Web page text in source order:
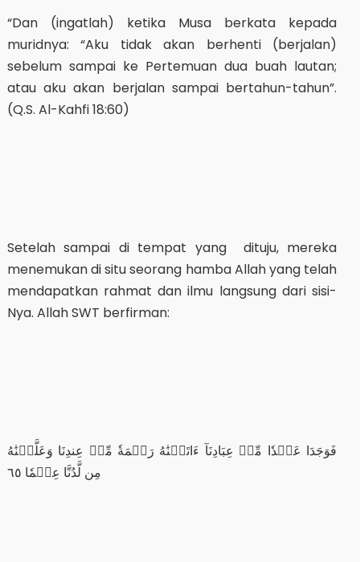
“Dan (ingatlah) ketika Musa berkata kepada
muridnya: “Aku tidak akan berhenti (berjalan)
sebelum sampai ke Pertemuan dua buah lautan;
atau aku akan berjalan sampai bertahun-tahun”.
(Q.S. Al-Kahfi 18:60)
Setelah sampai di tempat yang dituju, mereka
menemukan di situ seorang hamba Allah yang telah
mendapatkan rahmat dan ilmu langsung dari sisi-
Nya. Allah SWT berfirman:
فَوَجَدَا عَبۡدٗا مِّنۡ عِبَادِنَآ ءَاتَيۡنَٰهُ رَحۡمَةٗ مِّنۡ عِندِنَا وَعَلَّمۡنَٰهُ